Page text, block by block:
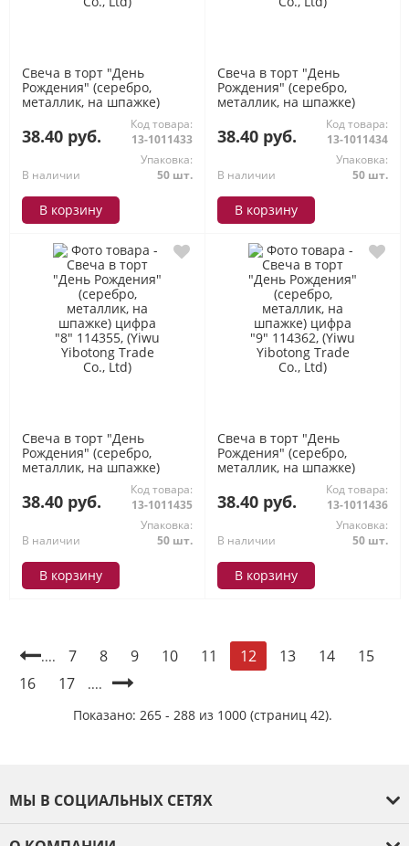
Свеча в торт "День
Рождения" (серебро,
металлик, на шпажке)
цифра "6" 114331, (Yiwu
Yibotong Trade Co., Ltd)
38.40 руб.
Код товара:
13-1011433
В наличии
Упаковка:
50 шт.
В корзину
Свеча в торт "День
Рождения" (серебро,
металлик, на шпажке)
цифра "7" 114348, (Yiwu
Yibotong Trade Co., Ltd)
38.40 руб.
Код товара:
13-1011434
В наличии
Упаковка:
50 шт.
В корзину
Свеча в торт "День
Рождения" (серебро,
металлик, на шпажке)
цифра "8" 114355, (Yiwu
Yibotong Trade Co., Ltd)
38.40 руб.
Код товара:
13-1011435
В наличии
Упаковка:
50 шт.
В корзину
Свеча в торт "День
Рождения" (серебро,
металлик, на шпажке)
цифра "9" 114362, (Yiwu
Yibotong Trade Co., Ltd)
38.40 руб.
Код товара:
13-1011436
В наличии
Упаковка:
50 шт.
В корзину
.... 7 8 9 10 11 12 13 14
15
16
17
....
Показано: 265 - 288 из 1000 (страниц 42).
МЫ В СОЦИАЛЬНЫХ СЕТЯХ